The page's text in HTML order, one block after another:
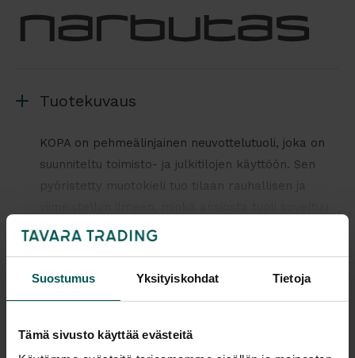
Suostumus Yksityiskohdat Tietoja
Tämä sivusto käyttää evästeitä
Tuotekuvaus
KOPA on pehmeälinjainen neuvottelutuoli, joka on
suunniteltu toimisto- ja julkitilojen käyttöön. Sen
neuvottelutiloihin, auloihin sekä vierastuoliksi
mahdollistaa yhtenäisen kokonaisuuden, sillä
Suunnittelija
Lisätiedot